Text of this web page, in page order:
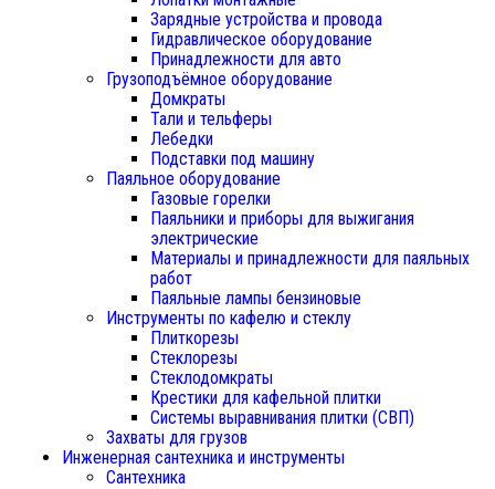
Зарядные устройства и провода
Гидравлическое оборудование
Принадлежности для авто
Грузоподъёмное оборудование
Домкраты
Тали и тельферы
Лебедки
Подставки под машину
Паяльное оборудование
Газовые горелки
Паяльники и приборы для выжигания
электрические
Материалы и принадлежности для паяльных
работ
Паяльные лампы бензиновые
Инструменты по кафелю и стеклу
Плиткорезы
Стеклорезы
Стеклодомкраты
Крестики для кафельной плитки
Системы выравнивания плитки (СВП)
Захваты для грузов
Инженерная сантехника и инструменты
Сантехника